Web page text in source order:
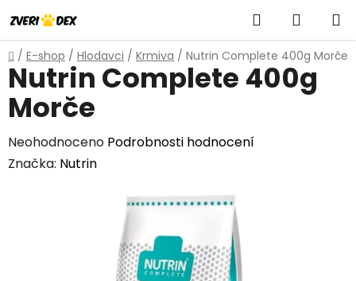
na
obsah
Hledat
KOŠÍK
Domů
/ E-shop / Hlodavci / Krmiva / Nutrin Complete 400g Morče
Nutrin Complete 400g
Morče
Průměrné
hodnocení
Neohodnoceno Podrobnosti hodnocení
Značka: Nutrin